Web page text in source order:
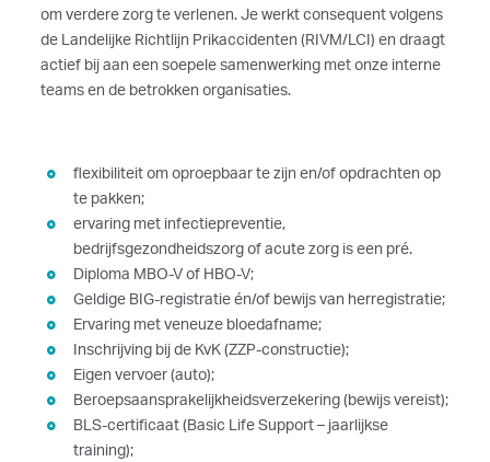
om verdere zorg te verlenen. Je werkt consequent volgens
de Landelijke Richtlijn Prikaccidenten (RIVM/LCI) en draagt
actief bij aan een soepele samenwerking met onze interne
teams en de betrokken organisaties.
flexibiliteit om oproepbaar te zijn en/of opdrachten op
te pakken;
ervaring met infectiepreventie,
bedrijfsgezondheidszorg of acute zorg is een pré.
Diploma MBO-V of HBO-V;
Geldige BIG-registratie én/of bewijs van herregistratie;
Ervaring met veneuze bloedafname;
Inschrijving bij de KvK (ZZP-constructie);
Eigen vervoer (auto);
Beroepsaansprakelijkheidsverzekering (bewijs vereist);
BLS-certificaat (Basic Life Support – jaarlijkse
training);